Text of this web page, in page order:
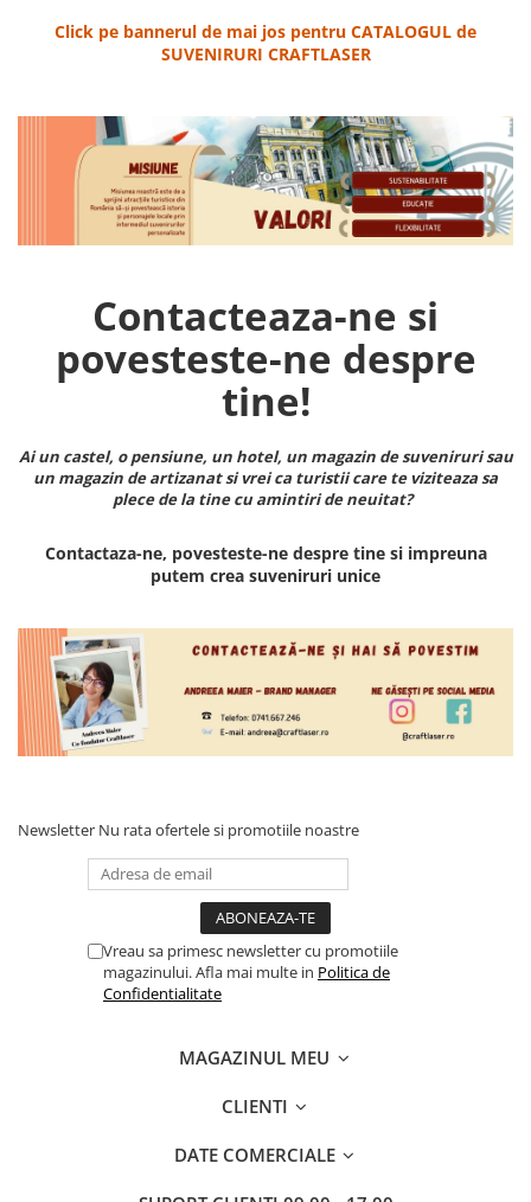
Click pe bannerul de mai jos pentru CATALOGUL de
SUVENIRURI CRAFTLASER
Contacteaza-ne si
povesteste-ne despre
tine!
Ai un castel, o pensiune, un hotel, un magazin de suveniruri sau
un magazin de artizanat si vrei ca turistii care te viziteaza sa
plece de la tine cu amintiri de neuitat?
Contactaza-ne, povesteste-ne despre tine si impreuna
putem crea suveniruri unice
Newsletter Nu rata ofertele si promotiile noastre
Vreau sa primesc newsletter cu promotiile
magazinului. Afla mai multe in Politica de
Confidentialitate
MAGAZINUL MEU
CLIENTI
DATE COMERCIALE